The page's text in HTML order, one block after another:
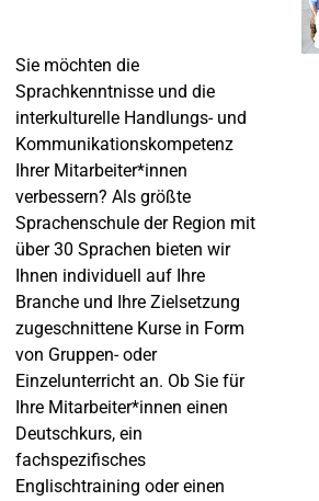
Sie möchten die
Sprachkenntnisse und die
interkulturelle Handlungs- und
Kommunikationskompetenz
Ihrer Mitarbeiter*innen
verbessern? Als größte
Sprachenschule der Region mit
über 30 Sprachen bieten wir
Ihnen individuell auf Ihre
Branche und Ihre Zielsetzung
zugeschnittene Kurse in Form
von Gruppen- oder
Einzelunterricht an. Ob Sie für
Ihre Mitarbeiter*innen einen
Deutschkurs, ein
fachspezifisches
Englischtraining oder einen